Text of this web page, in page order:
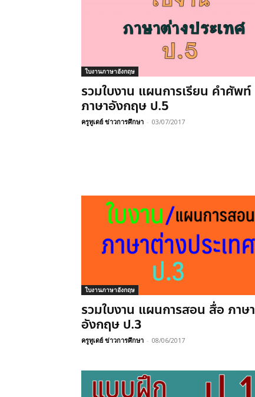
ใบงานภาษาอังกฤษ
รวมใบงาน แผนการเรียน คำศัพท์
ภาษาอังกฤษ ป.5
ครูทูเดย์ ข่าวการศึกษา - 03/07/2017
ใบงานภาษาอังกฤษ
รวมใบงาน แผนการสอน สื่อ ภาษา
อังกฤษ ป.3
ครูทูเดย์ ข่าวการศึกษา - 08/06/2017